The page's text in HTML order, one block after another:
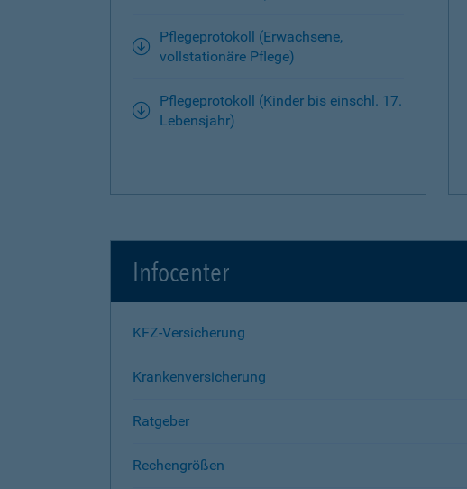
Pflegeprotokoll (Erwachsene,
vollstationäre Pflege)
Pflegeprotokoll (Kinder bis einschl. 17.
Lebensjahr)
Infocenter
KFZ-Versicherung
Krankenversicherung
Ratgeber
Rechengrößen